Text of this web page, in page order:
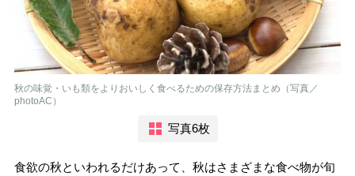
秋の味覚・いも類をよりおいしく食べるための保存方法まとめ（写真／
photoAC）
写真6枚
食欲の秋といわれるだけあって、秋はさまざまな食べ物が旬